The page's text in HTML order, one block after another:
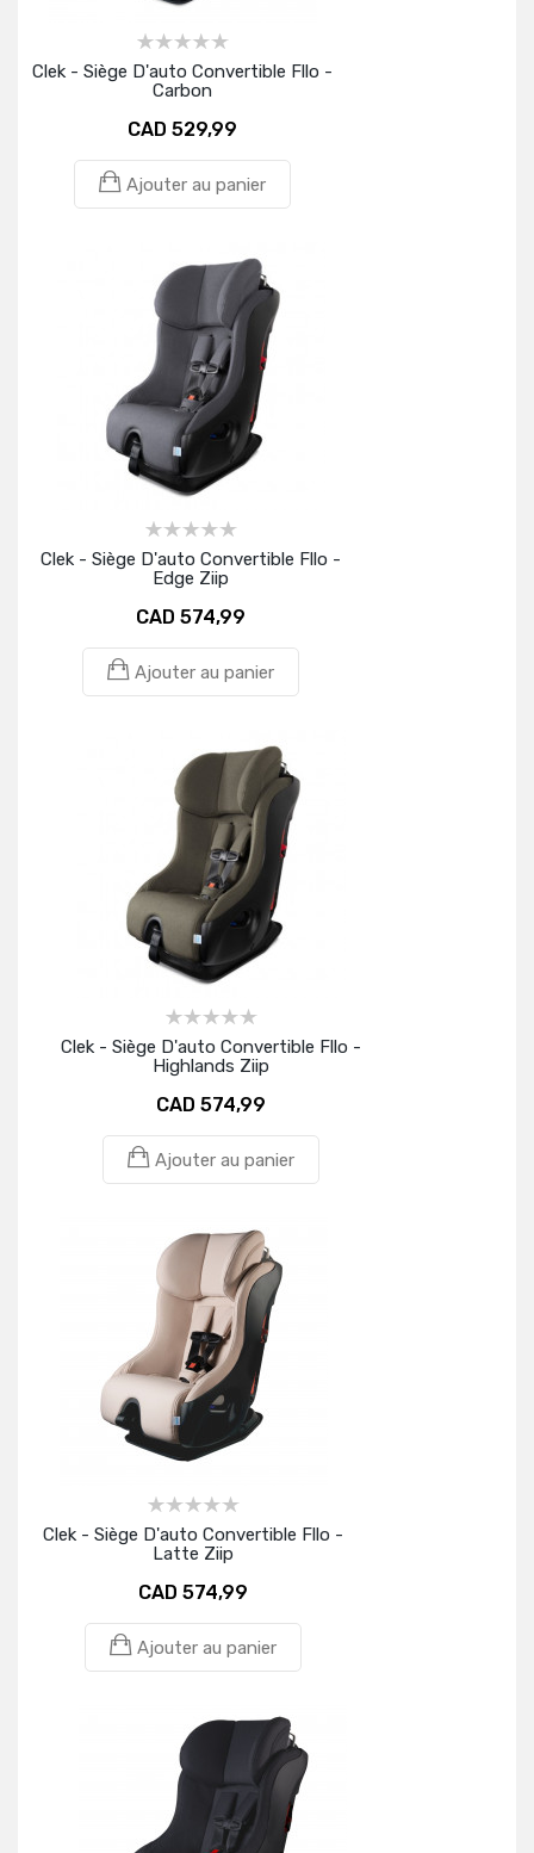
Clek - Siège D'auto Convertible Fllo -
Carbon
CAD 529,99
Ajouter au panier
Clek - Siège D'auto Convertible Fllo -
Edge Ziip
CAD 574,99
Ajouter au panier
Clek - Siège D'auto Convertible Fllo -
Highlands Ziip
CAD 574,99
Ajouter au panier
Clek - Siège D'auto Convertible Fllo -
Latte Ziip
CAD 574,99
Ajouter au panier